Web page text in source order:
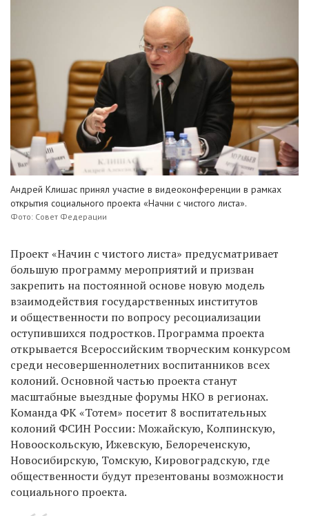
Андрей Клишас принял участие в видеоконференции в рамках
открытия социального проекта «Начни с чистого листа».
Фото: Совет Федерации
Проект «Начин с чистого листа» предусматривает
большую программу мероприятий и призван
закрепить на постоянной основе новую модель
взаимодействия государственных институтов
и общественности по вопросу ресоциализации
оступившихся подростков. Программа проекта
открывается Всероссийским творческим конкурсом
среди несовершеннолетних воспитанников всех
колоний. Основной частью проекта станут
масштабные выездные форумы НКО в регионах.
Команда ФК «Тотем» посетит 8 воспитательных
колоний ФСИН России: Можайскую, Колпинскую,
Новооскольскую, Ижевскую, Белореченскую,
Новосибирскую, Томскую, Кировоградскую, где
общественности будут презентованы возможности
социального проекта.